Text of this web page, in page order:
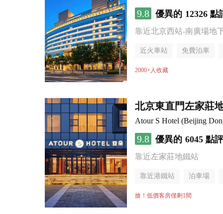
9.8 優異的 12326 點
靠近北京西站-南廣場地
近火車站 免費泊車
2000+人收藏
北京東直門左家莊
Atour S Hotel (Beijing
9.8 優異的 6045 點評
靠近左家莊地鐵站
靠近港鐵站 泊車場
搶！低價客房僅剩1間